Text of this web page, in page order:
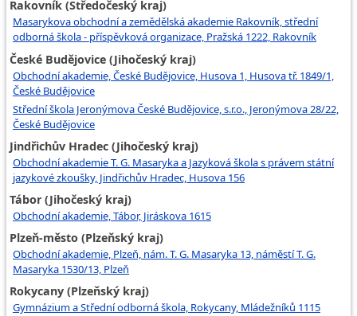
Rakovník (Středočeský kraj)
Masarykova obchodní a zemědělská akademie Rakovník, střední
odborná škola - příspěvková organizace, Pražská 1222, Rakovník
České Budějovice (Jihočeský kraj)
Obchodní akademie, České Budějovice, Husova 1, Husova tř. 1849/1,
České Budějovice
Střední škola Jeronýmova České Budějovice, s.r.o., Jeronýmova 28/22,
České Budějovice
Jindřichův Hradec (Jihočeský kraj)
Obchodní akademie T. G. Masaryka a Jazyková škola s právem státní
jazykové zkoušky, Jindřichův Hradec, Husova 156
Tábor (Jihočeský kraj)
Obchodní akademie, Tábor, Jiráskova 1615
Plzeň-město (Plzeňský kraj)
Obchodní akademie, Plzeň, nám. T. G. Masaryka 13, náměstí T. G.
Masaryka 1530/13, Plzeň
Rokycany (Plzeňský kraj)
Gymnázium a Střední odborná škola, Rokycany, Mládežníků 1115